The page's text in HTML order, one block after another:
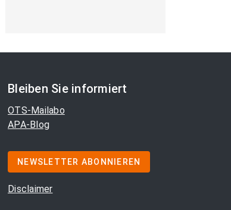
Bleiben Sie informiert
OTS-Mailabo
APA-Blog
NEWSLETTER ABONNIEREN
Disclaimer